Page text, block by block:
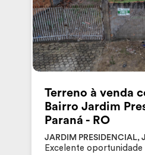
Terreno à venda
Bairro Jardim
Paraná - RO
JARDIM PRESIDENCIAL,
Excelente